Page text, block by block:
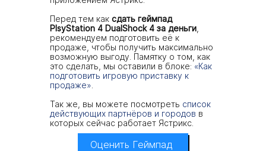
Перед тем как сдать геймпад
PlsyStation 4 DualShock 4 за деньги
рекомендуем подготовить её к
продаже, чтобы получить максимально
возможную выгоду. Памятку о том, как
это сделать, мы оставили в блоке: «Как
подготовить игровую приставку к
продаже»
Так же, вы можете посмотреть список
действующих партнёров и городов в
которых сейчас работает Ястрикс.
Оценить Геймпад